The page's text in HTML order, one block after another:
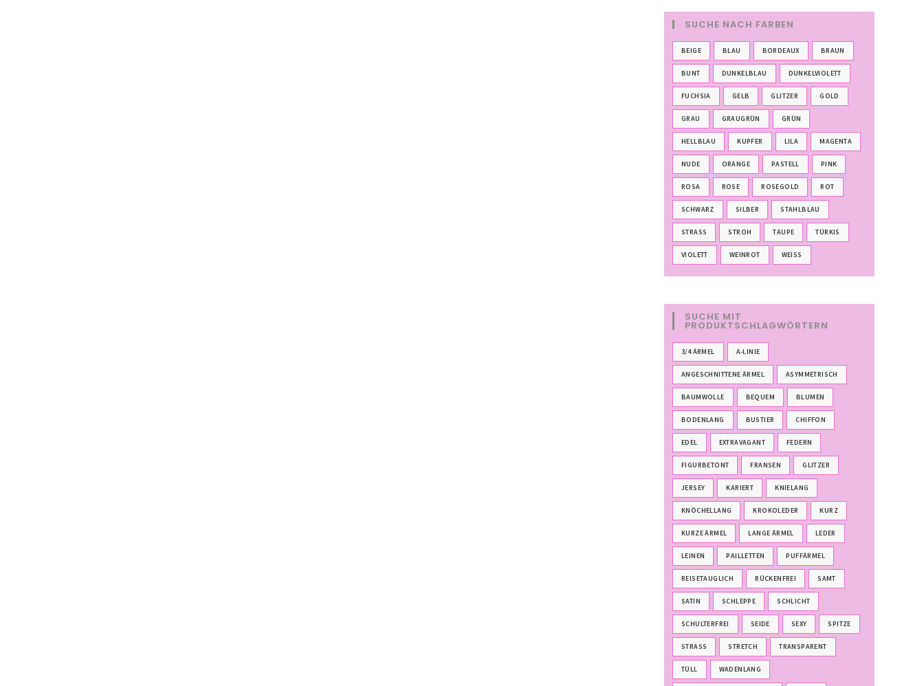
SUCHE NACH FARBEN
BEIGE BLAU BORDEAUX BRAUN
BUNT DUNKELBLAU DUNKELVIOLETT
FUCHSIA GELB GLITZER GOLD
GRAU GRAUGRÜN GRÜN
HELLBLAU KUPFER LILA MAGENTA
NUDE ORANGE PASTELL PINK
ROSA ROSE ROSEGOLD ROT
SCHWARZ SILBER STAHLBLAU
STRASS STROH TAUPE TÜRKIS
VIOLETT WEINROT WEISS
SUCHE MIT
PRODUKTSCHLAGWÖRTERN
3/4 ÄRMEL A-LINIE
ANGESCHNITTENE ÄRMEL ASYMMETRISCH
BAUMWOLLE BEQUEM BLUMEN
BODENLANG BUSTIER CHIFFON
EDEL EXTRAVAGANT FEDERN
FIGURBETONT FRANSEN GLITZER
JERSEY KARIERT KNIELANG
KNÖCHELLANG KROKOLEDER KURZ
KURZE ÄRMEL LANGE ÄRMEL LEDER
LEINEN PAILLETTEN PUFFÄRMEL
REISETAUGLICH RÜCKENFREI SAMT
SATIN SCHLEPPE SCHLICHT
SCHULTERFREI SEIDE SEXY SPITZE
STRASS STRETCH TRANSPARENT
TÜLL WADENLANG